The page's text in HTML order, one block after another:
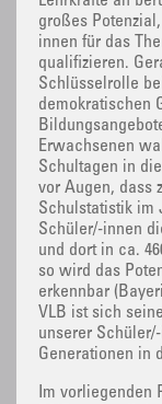
großes
innen für das
qualifizieren.
Schlüsselrolle
demokratischen
Erwachsenen
Schultagen in
vor Augen, dass
Schulstatistik im
Schüler/-innen
und dort in ca.
so wird das
erkennbar
VLB ist sich
unserer
Generationen in
Im vorliegenden